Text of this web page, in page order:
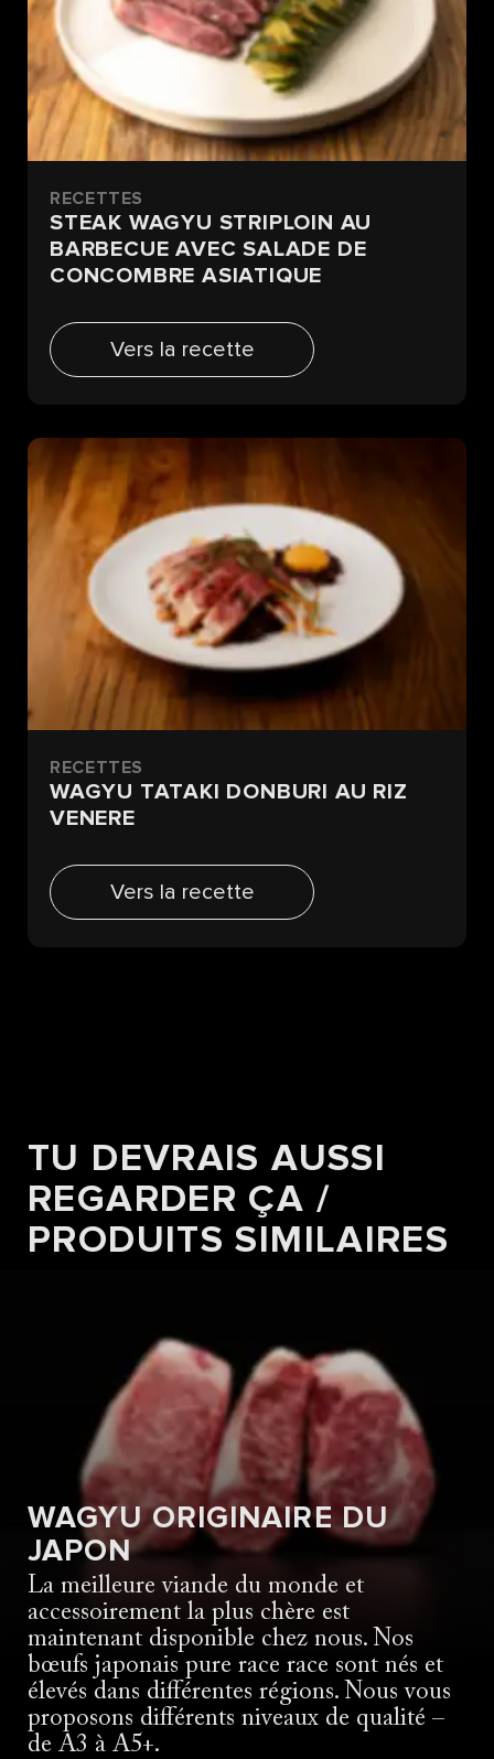
RECETTES
STEAK WAGYU STRIPLOIN AU
BARBECUE AVEC SALADE DE
CONCOMBRE ASIATIQUE
Vers la recette
RECETTES
WAGYU TATAKI DONBURI AU RIZ
VENERE
Vers la recette
TU DEVRAIS AUSSI
REGARDER ÇA /
PRODUITS SIMILAIRES
WAGYU ORIGINAIRE DU
JAPON
La meilleure viande du monde et
accessoirement la plus chère est
maintenant disponible chez nous. Nos
bœufs japonais pure race race sont nés et
élevés dans différentes régions. Nous vous
proposons différents niveaux de qualité –
de A3 à A5+.